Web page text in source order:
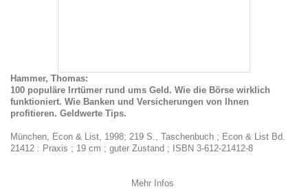
Hammer, Thomas:
100 populäre Irrtümer rund ums Geld. Wie die Börse wirklich
funktioniert. Wie Banken und Versicherungen von Ihnen
profitieren. Geldwerte Tips.
München, Econ & List, 1998; 219 S., Taschenbuch ; Econ & List Bd.
21412 : Praxis ; 19 cm ; guter Zustand ; ISBN 3-612-21412-8
Mehr Infos